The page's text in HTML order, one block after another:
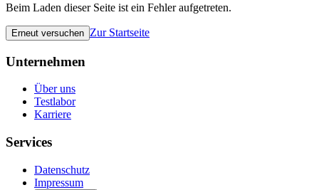
Beim Laden dieser Seite ist ein Fehler aufgetreten.
Erneut versuchen Zur Startseite
Unternehmen
Über uns
Testlabor
Karriere
Services
Datenschutz
Impressum